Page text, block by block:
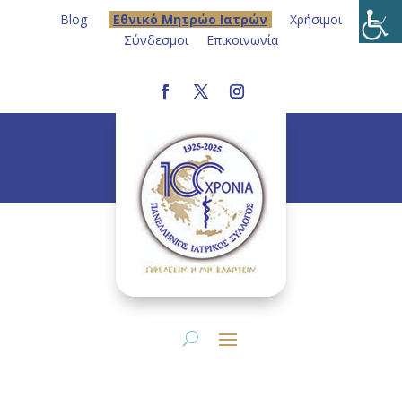
Blog Eθνικό Μητρώο Ιατρών
Χρήσιμοι
Σύνδεσμοι
Επικοινωνία